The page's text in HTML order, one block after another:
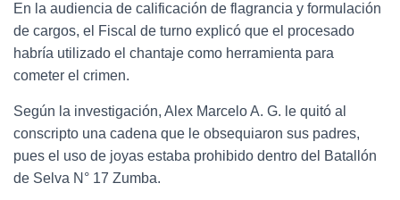
En la audiencia de calificación de flagrancia y formulación
de cargos, el Fiscal de turno explicó que el procesado
habría utilizado el chantaje como herramienta para
cometer el crimen.
Según la investigación, Alex Marcelo A. G. le quitó al
conscripto una cadena que le obsequiaron sus padres,
pues el uso de joyas estaba prohibido dentro del Batallón
de Selva N° 17 Zumba.